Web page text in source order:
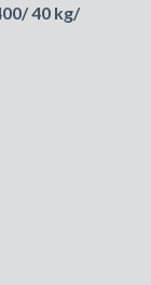
40 kg/